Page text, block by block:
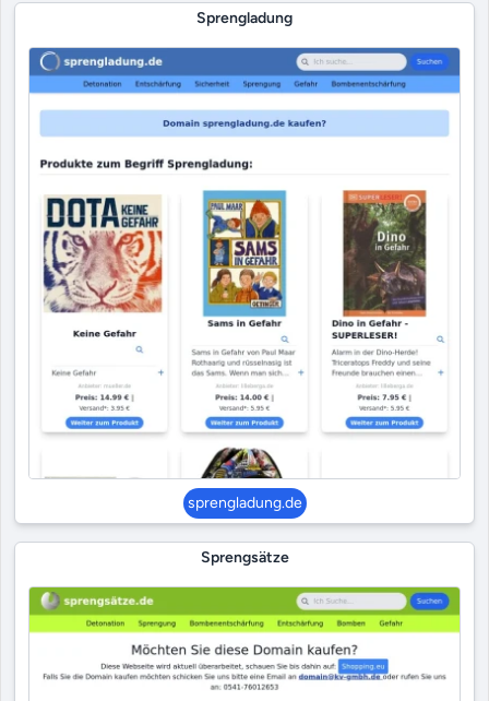
Sprengladung
sprengladung.de
Sprengsätze